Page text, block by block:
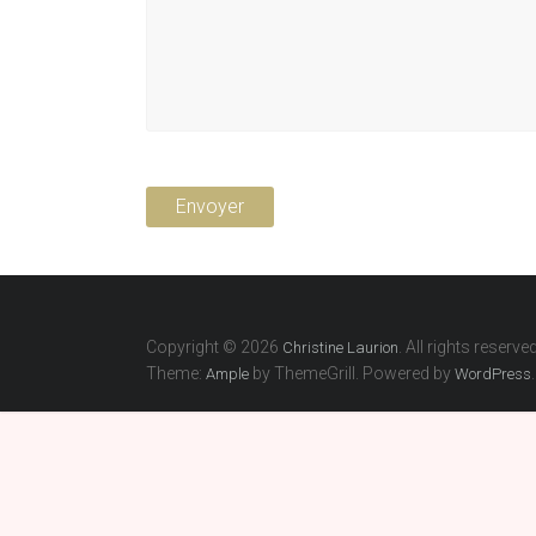
Copyright © 2026 Christine Laurion . All rights
Theme: Ample by ThemeGrill. Powered by WordPress